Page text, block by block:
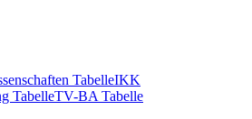
TabelleIKK
TabelleTV-BA Tabelle